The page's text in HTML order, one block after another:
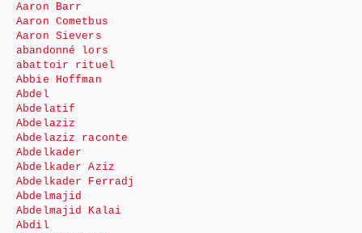
Aaron Barr
Aaron Cometbus
Aaron Sievers
abandonné lors
abattoir rituel
Abbie Hoffman
Abdel
Abdelatif
Abdelaziz
Abdelaziz raconte
Abdelkader
Abdelkader Aziz
Abdelkader Ferradj
Abdelmajid
Abdelmajid Kalai
Abdil